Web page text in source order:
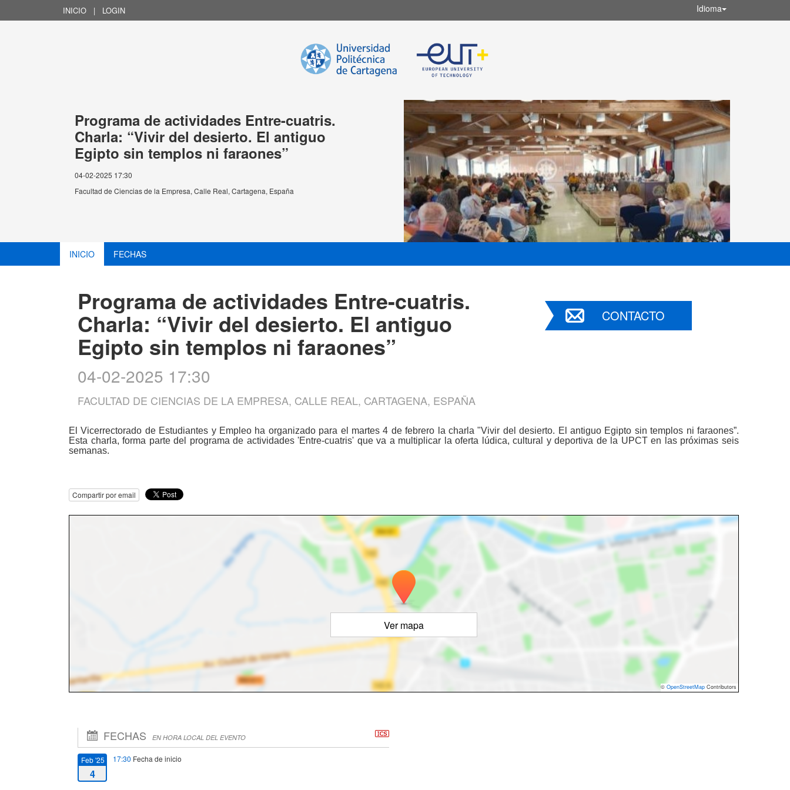
INICIO | LOGIN Idioma
Programa de actividades Entre-cuatris.
Charla: “Vivir del desierto. El antiguo
Egipto sin templos ni faraones”
04-02-2025 17:30
Facultad de Ciencias de la Empresa, Calle Real, Cartagena, España
INICIO FECHAS
Programa de actividades Entre-cuatris.
Charla: “Vivir del desierto. El antiguo
Egipto sin templos ni faraones”
04-02-2025 17:30
FACULTAD DE CIENCIAS DE LA EMPRESA, CALLE REAL, CARTAGENA, ESPAÑA
CONTACTO
El Vicerrectorado de Estudiantes y Empleo ha organizado para el martes 4 de febrero la charla "Vivir del desierto. El antiguo Egipto sin templos ni faraones”.
Esta charla, forma parte del programa de actividades 'Entre-cuatris' que va a multiplicar la oferta lúdica, cultural y deportiva de la UPCT en las próximas seis
semanas.
Compartir por email
Ver mapa
© OpenStreetMap Contributors
FECHAS EN HORA LOCAL DEL EVENTO
Feb '25
4
17:30 Fecha de inicio